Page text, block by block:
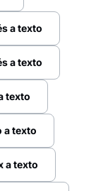
a texto
a texto
texto
a texto
a texto